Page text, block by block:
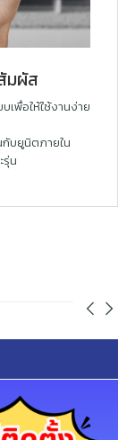
มผัส
เพื่อให้ใช้งานง่าย
กับยูนิตภายใน
น